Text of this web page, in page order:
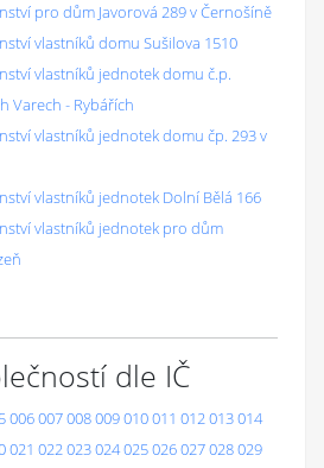
pro dům Javorová 289 v Černošíně
vlastníků domu Sušilova 1510
vlastníků jednotek domu č.p.
Varech - Rybářích
vlastníků jednotek domu čp. 293 v
vlastníků jednotek Dolní Bělá 166
vlastníků jednotek pro dům
dle IČ
006007008009010011 012013014
021 022023024025026027028029